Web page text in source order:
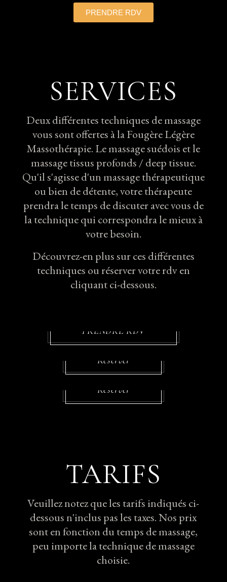
PRENDRE RDV
SERVICES
Deux différentes techniques de massage
vous sont offertes à la Fougère Légère
Massothérapie. Le massage suédois et le
massage tissus profonds / deep tissue.
Qu'il s'agisse d'un massage thérapeutique
ou bien de détente, votre thérapeute
prendra le temps de discuter avec vous de
la technique qui correspondra le mieux à
votre besoin.
Découvrez-en plus sur ces différentes
techniques ou réserver votre rdv en
cliquant ci-dessous.
MASSAGE 30 MIN
PRENDRE RDV
MASSAGE 60 MIN
Réserver
MASSAGE 90 MIN
Réserver
TARIFS
Veuillez notez que les tarifs indiqués ci-
dessous n'inclus pas les taxes. Nos prix
sont en fonction du temps de massage,
peu importe la technique de massage
choisie.